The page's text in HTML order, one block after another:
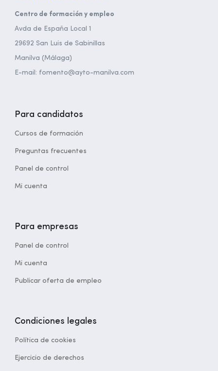
Centro de formación y empleo
Avda de España Local 1
29692 San Luis de Sabinillas
Manilva (Málaga)
E-mail: fomento@ayto-manilva.com
Para candidatos
Cursos de formación
Preguntas frecuentes
Panel de control
Mi cuenta
Para empresas
Panel de control
Mi cuenta
Publicar oferta de empleo
Condiciones legales
Política de cookies
Ejercicio de derechos